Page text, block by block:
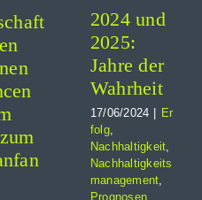
Prognosen
Risikomanagement
2024 und
2025:
Jahre der
Wahrheit
17/06/2024
Er
folg,
Nachhaltigkeit,
Nachhaltigkeits
management,
Prognosen,